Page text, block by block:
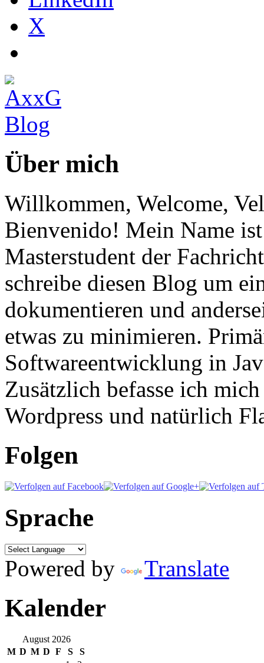
X
Über mich
Willkommen, Welcome,
Bienvenido! Mein Name
Masterstudent der
schreibe diesen Blog um
dokumentieren und
etwas zu minimieren.
Softwareentwicklung in
Zusätzlich befasse ich
Wordpress und natürlich
Folgen
Sprache
Powered by Translate
Kalender
August 2026
M D M D F S
S